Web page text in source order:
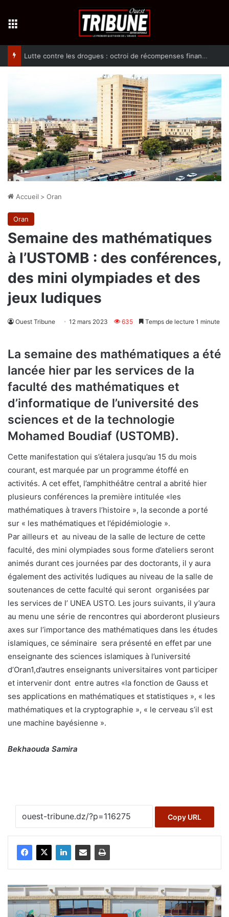
Lutte contre les drogues : octroi de récompenses financières aux dénonciateurs de trafiquants
Accueil > Oran
Oran
Semaine des mathématiques
à l’USTOMB : des conférences,
des mini olympiades et des
jeux ludiques
Ouest Tribune 12 mars 2023 635 Temps de lecture 1 minute
La semaine des mathématiques a été
lancée hier par les services de la
faculté des mathématiques et
d’informatique de l’université des
sciences et de la technologie
Mohamed Boudiaf (USTOMB).
Cette manifestation qui s’étalera jusqu’au 15 du mois
courant, est marquée par un programme étoffé en
activités. A cet effet, l’amphithéâtre central a abrité hier
plusieurs conférences la première intitulée «les
mathématiques à travers l’histoire », la seconde a porté
sur « les mathématiques et l’épidémiologie ».
Par ailleurs et au niveau de la salle de lecture de cette
faculté, des mini olympiades sous forme d’ateliers seront
animés durant ces journées par des doctorants, il y aura
également des activités ludiques au niveau de la salle de
soutenances de cette faculté qui seront organisées par
les services de l’ UNEA USTO. Les jours suivants, il y’aura
au menu une série de rencontres qui aborderont plusieurs
axes sur l’importance des mathématiques dans les études
islamiques, ce séminaire sera présenté en effet par une
enseignante des sciences islamiques à l’université
d’Oran1,d’autres enseignants universitaires vont participer
et intervenir dont entre autres «la fonction de Gauss et
ses applications en mathématiques et statistiques », « les
mathématiques et la cryptographie », « le cerveau s’il est
une machine bayésienne ».
Bekhaouda Samira
Copy URL